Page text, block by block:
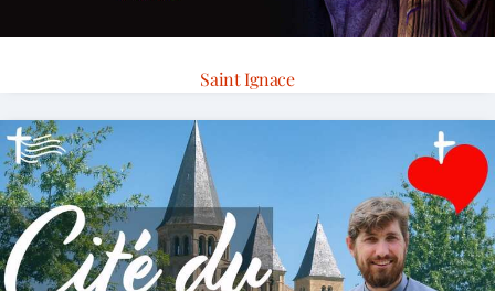
Saint Ignace